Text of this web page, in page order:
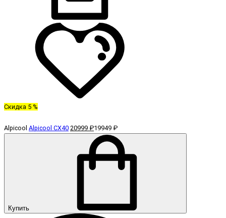
Скидка 5 %
Alpicool Alpicool CX40 20999 ₽19949 ₽
Купить